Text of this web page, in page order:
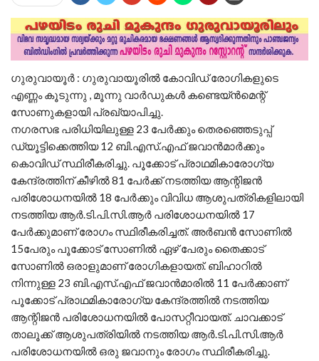
ഗുരുവായൂര്‍ : ഗുരുവായൂരിൽ കോവിഡ് രോഗികളുടെ
എണ്ണം കൂടുന്നു , മൂന്നു വാർഡുകൾ കണ്ടെയ്ന്‍മെന്റ്
സോണുകളായി പ്രഖ്യാപിച്ചു.
നഗരസഭ പരിധിയിലുള്ള 23 പേര്‍ക്കും തെരഞ്ഞെടുപ്പ്
ഡ്യൂട്ടിക്കെത്തിയ 12 ബി.എസ്.എഫ് ജവാന്‍മാര്‍ക്കും
കൊവിഡ് സ്ഥിരീകരിച്ചു. പൂക്കോട് പ്രാഥമികാരോഗ്യ
കേന്ദ്രത്തിന് കീഴില്‍ 81 പേര്‍ക്ക് നടത്തിയ ആന്റിജന്‍
പരിശോധനയില്‍ 18 പേര്‍ക്കും വിവിധ ആശുപത്രികളിലായി
നടത്തിയ ആര്‍.ടി.പി.സി.ആര്‍ പരിശോധനയില്‍ 17
പേര്‍ക്കുമാണ് രോഗം സ്ഥിരീകരിച്ചത്. അര്‍ബന്‍ സോണില്‍
15പേരും പൂക്കോട് സോണില്‍ ഏഴ് പേരും തൈക്കാട്
സോണില്‍ ഒരാളുമാണ് രോഗികളായത്. ബിഹാറില്‍
നിന്നുള്ള 23 ബി.എസ്.എഫ് ജവാന്‍മാരില്‍ 11 പേര്‍ക്കാണ്
പൂക്കോട് പ്രാഥമികാരോഗ്യ കേന്ദ്രത്തില്‍ നടത്തിയ
ആന്റിജന്‍ പരിശോധനയില്‍ പോസറ്റീവായത്. ചാവക്കാട്
താലൂക്ക് ആശുപത്രിയില്‍ നടത്തിയ ആര്‍.ടി.പി.സി.ആര്‍
പരിശോധനയില്‍ ഒരു ജവാനും രോഗം സ്ഥിരീകരിച്ചു.